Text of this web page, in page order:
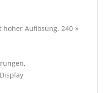
hoher Auflösung. 240 ×